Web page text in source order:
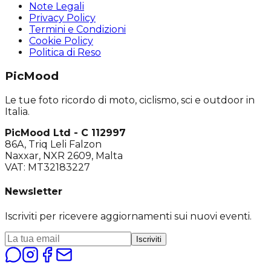
Note Legali
Privacy Policy
Termini e Condizioni
Cookie Policy
Politica di Reso
PicMood
Le tue foto ricordo di moto, ciclismo, sci e outdoor in
Italia.
PicMood Ltd - C 112997
86A, Triq Leli Falzon
Naxxar, NXR 2609, Malta
VAT: MT32183227
Newsletter
Iscriviti per ricevere aggiornamenti sui nuovi eventi.
Iscriviti